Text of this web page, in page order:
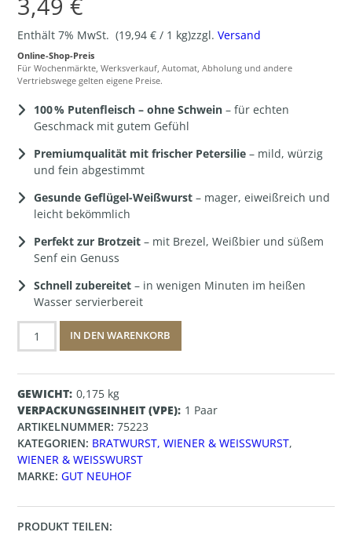
Enthält 7% MwSt. (19,94€ / 1 kg)zzgl.Versand
Online-Shop-Preis
Für Wochenmärkte, Werksverkauf, Automat, Abholung und andere
Vertriebswege gelten eigene Preise.
100 % Putenfleisch – ohne Schwein – für echten
Geschmack mit gutem Gefühl
Premiumqualität mit frischer Petersilie – mild, würzig
und fein abgestimmt
Gesunde Geflügel-Weißwurst – mager, eiweißreich und
leicht bekömmlich
Perfekt zur Brotzeit – mit Brezel, Weißbier und süßem
Senf ein Genuss
Schnell zubereitet – in wenigen Minuten im heißen
Wasser servierbereit
Puten-
Weißwurst
IN DEN WARENKORB
GEWICHT 0,175 kg
VERPACKUNGSEINHEIT (VPE) 1 Paar
ARTIKELNUMMER: 75223
KATEGORIEN: BRATWURST, WIENER & WEISSWURST ,
WIENER & WEISSWURST
MARKE:GUT NEUHOF
PRODUKT TEILEN: